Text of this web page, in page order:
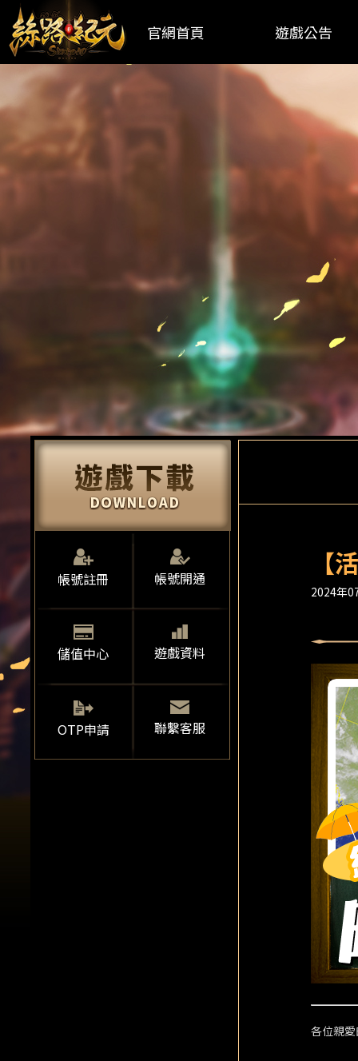
官網首頁 遊戲公告
帳號註冊 帳號開通
儲值中心 遊戲資料
OTP申請 聯繫客服
【
2024年
各位親